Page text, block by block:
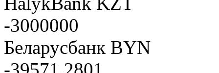
-3000000
Беларусбанк BYN